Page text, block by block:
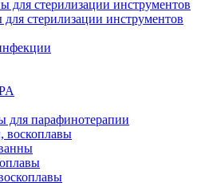
для стерилизации инструментов
стерилизации инструментов
для парафинотерапии
воскоплавы